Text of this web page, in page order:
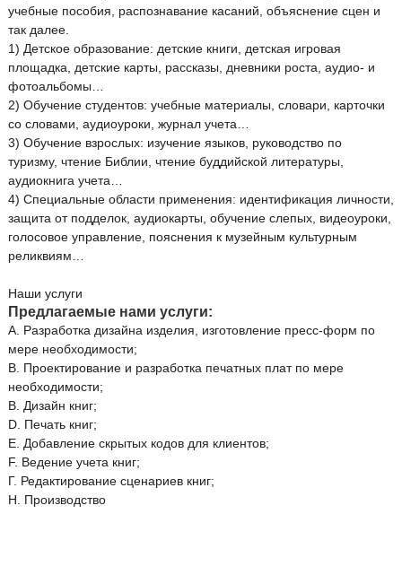
учебные пособия, распознавание касаний, объяснение сцен и
так далее.
1) Детское образование: детские книги, детская игровая
площадка, детские карты, рассказы, дневники роста, аудио- и
фотоальбомы…
2) Обучение студентов: учебные материалы, словари, карточки
со словами, аудиоуроки, журнал учета…
3) Обучение взрослых: изучение языков, руководство по
туризму, чтение Библии, чтение буддийской литературы,
аудиокнига учета…
4) Специальные области применения: идентификация личности,
защита от подделок, аудиокарты, обучение слепых, видеоуроки,
голосовое управление, пояснения к музейным культурным
реликвиям…
Наши услуги
Предлагаемые нами услуги:
А. Разработка дизайна изделия, изготовление пресс-форм по
мере необходимости;
B. Проектирование и разработка печатных плат по мере
необходимости;
В. Дизайн книг;
D. Печать книг;
Е. Добавление скрытых кодов для клиентов;
F. Ведение учета книг;
Г. Редактирование сценариев книг;
H. Производство